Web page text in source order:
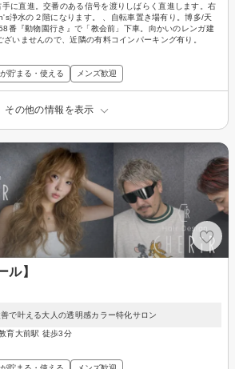
に直進。交番のある信号を渡りしばらく直進します。右
浄水の２階になります。 、自転車置き場有り。博多/天
番『動物園行き』で「教会前」下車。向かいのレンガ建
いませんので、近隣の有料コインパーキング有り。
貯まる・使える メンズ歓迎
その他の情報を表示
ル】
で叶える大人の透明感カラー特化サロン
育大前駅 徒歩3分